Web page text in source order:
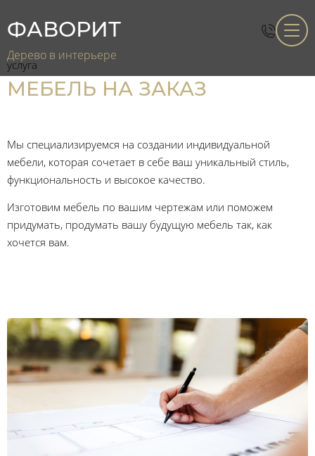
ФАВОРИТ
Дерево в интерьере
услуга
МЕБЕЛЬ НА ЗАКАЗ
Мы специализируемся на создании индивидуальной
мебели, которая сочетает в себе ваш уникальный стиль,
функциональность и высокое качество.
Изготовим мебель по вашим чертежам или поможем
придумать, продумать вашу будущую мебель так, как
хочется вам.